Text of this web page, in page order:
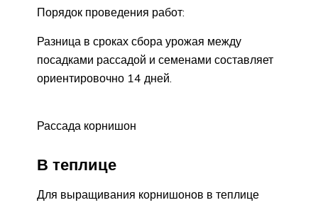
Порядок проведения работ:
Разница в сроках сбора урожая между
посадками рассадой и семенами составляет
ориентировочно 14 дней.
Рассада корнишон
В теплице
Для выращивания корнишонов в теплице